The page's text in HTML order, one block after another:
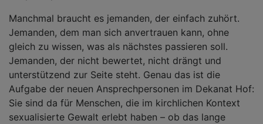
Manchmal braucht es jemanden, der einfach zuhört.
Jemanden, dem man sich anvertrauen kann, ohne
gleich zu wissen, was als nächstes passieren soll.
Jemanden, der nicht bewertet, nicht drängt und
unterstützend zur Seite steht. Genau das ist die
Aufgabe der neuen Ansprechpersonen im Dekanat Hof:
Sie sind da für Menschen, die im kirchlichen Kontext
sexualisierte Gewalt erlebt haben – ob das lange